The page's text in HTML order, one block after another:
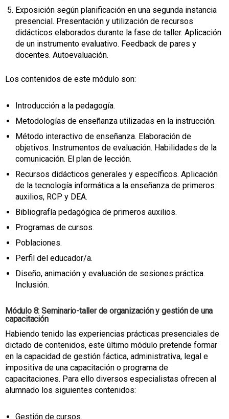
Exposición según planificación en una segunda instancia
presencial. Presentación y utilización de recursos
didácticos elaborados durante la fase de taller. Aplicación
de un instrumento evaluativo. Feedback de pares y
docentes. Autoevaluación.
Los contenidos de este módulo son:
Introducción a la pedagogía.
Metodologías de enseñanza utilizadas en la instrucción.
Método interactivo de enseñanza. Elaboración de
objetivos. Instrumentos de evaluación. Habilidades de la
comunicación. El plan de lección.
Recursos didácticos generales y específicos. Aplicación
de la tecnología informática a la enseñanza de primeros
auxilios, RCP y DEA.
Bibliografía pedagógica de primeros auxilios.
Programas de cursos.
Poblaciones.
Perfil del educador/a.
Diseño, animación y evaluación de sesiones práctica.
Inclusión.
Módulo 8: Seminario-taller de organización y gestión de una
capacitación
Habiendo tenido las experiencias prácticas presenciales de
dictado de contenidos, este último módulo pretende formar
en la capacidad de gestión fáctica, administrativa, legal e
impositiva de una capacitación o programa de
capacitaciones. Para ello diversos especialistas ofrecen al
alumnado los siguientes contenidos:
Gestión de cursos.